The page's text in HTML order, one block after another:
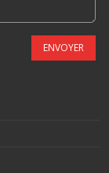
ENVOYER